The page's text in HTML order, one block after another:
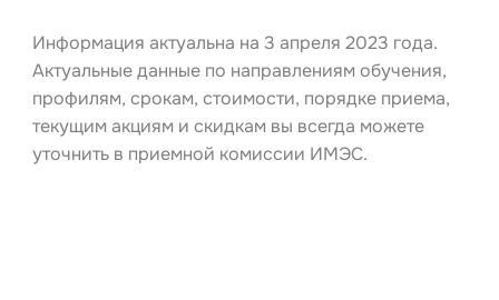
Информация актуальна на 3 апреля 2023 года.
Актуальные данные по направлениям обучения,
профилям, срокам, стоимости, порядке приема,
текущим акциям и скидкам вы всегда можете
уточнить в приемной комиссии ИМЭС.